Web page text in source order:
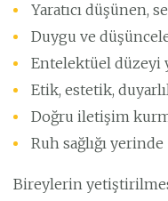
Yaratıcı düşünen,
Duygu ve
Entelektüel düzeyi
Etik, estetik,
Doğru iletişim
Ruh sağlığı yerinde
Bireylerin